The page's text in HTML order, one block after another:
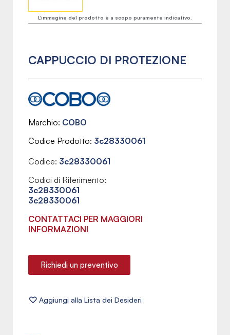
L'immagine del prodotto è a scopo puramente indicativo.
CAPPUCCIO DI PROTEZIONE
Marchio COBO
Codice Prodotto 3c28330061
Codice: 3c28330061
Codici di Riferimento:
3c28330061
3c28330061
CONTATTACI PER MAGGIORI
INFORMAZIONI
Richiedi un preventivo